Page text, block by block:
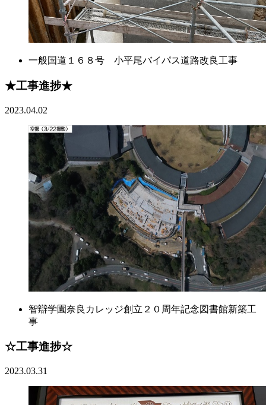
一般国道１６８号 小平尾バイパス道路改良工事
★工事進捗★
2023.04.02
智辯学園奈良カレッジ創立２０周年記念図書館新築工
事
☆工事進捗☆
2023.03.31